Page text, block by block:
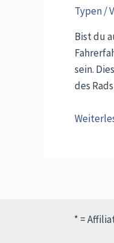
Typen/
Bist du
sein.
des
Fixie
* =